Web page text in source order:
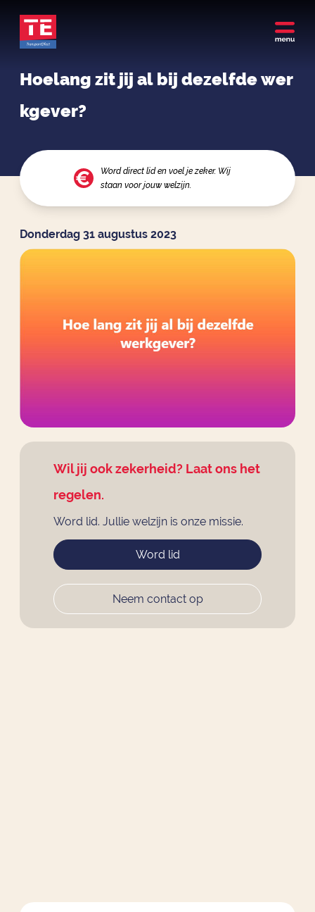
Hoelang zit jij al bij dezelfde wer
kgever?
Word direct lid en voel je zeker. Wij
staan voor jouw welzijn.
Donderdag 31 augustus 2023
Wil jij ook zekerheid? Laat ons het
regelen.
Word lid. Jullie welzijn is onze missie.
Word lid
Neem contact op